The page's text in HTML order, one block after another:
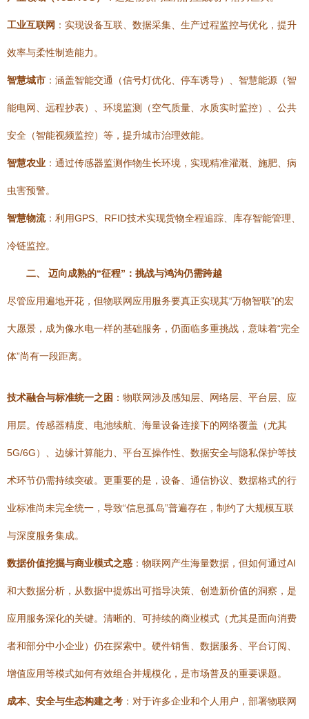
工业互联网 ：实现设备互联、数据采集、生产过程监控与优化，提升
效率与柔性制造能力。
智慧城市 ：涵盖智能交通（信号灯优化、停车诱导）、智慧能源（智
能电网、远程抄表）、环境监测（空气质量、水质实时监控）、公共
安全（智能视频监控）等，提升城市治理效能。
智慧农业 ：通过传感器监测作物生长环境，实现精准灌溉、施肥、病
虫害预警。
智慧物流：利用GPS、RFID技术实现货物全程追踪、库存智能管理、
冷链监控。
二、 迈向成熟的“征程”：挑战与鸿沟仍需跨越
尽管应用遍地开花，但物联网应用服务要真正实现其“万物智联”的宏
大愿景，成为像水电一样的基础服务，仍面临多重挑战，意味着“完全
体”尚有一段距离。
技术融合与标准统一之困 ：物联网涉及感知层、网络层、平台层、应
用层。传感器精度、电池续航、海量设备连接下的网络覆盖（尤其
5G/6G）、边缘计算能力、平台互操作性、数据安全与隐私保护等技
术环节仍需持续突破。更重要的是，设备、通信协议、数据格式的行
业标准尚未完全统一，导致“信息孤岛”普遍存在，制约了大规模互联
与深度服务集成。
数据价值挖掘与商业模式之惑 ：物联网产生海量数据，但如何通过AI
和大数据分析，从数据中提炼出可指导决策、创造新价值的洞察，是
应用服务深化的关键。清晰的、可持续的商业模式（尤其是面向消费
者和部分中小企业）仍在探索中。硬件销售、数据服务、平台订阅、
增值应用等模式如何有效组合并规模化，是市场普及的重要课题。
成本、安全与生态构建之考 ：对于许多企业和个人用户，部署物联网